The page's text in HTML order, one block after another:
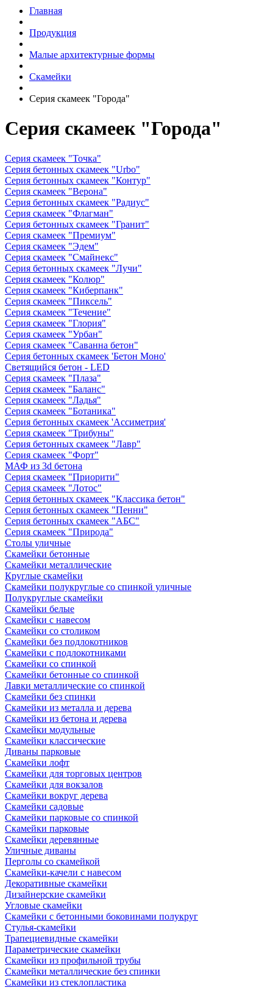
Главная
Продукция
Малые архитектурные формы
Скамейки
Серия скамеек "Города"
Серия скамеек "Города"
Серия скамеек "Точка"
Серия бетонных скамеек "Urbo"
Серия бетонных скамеек "Контур"
Серия скамеек "Верона"
Серия бетонных скамеек "Радиус"
Серия скамеек "Флагман"
Серия бетонных скамеек "Гранит"
Серия скамеек "Премиум"
Серия скамеек "Эдем"
Серия скамеек "Смайнекс"
Серия бетонных скамеек "Лучи"
Серия скамеек "Колюр"
Серия скамеек "Киберпанк"
Серия скамеек "Пиксель"
Серия скамеек "Течение"
Серия скамеек "Глория"
Серия скамеек "Урбан"
Серия скамеек "Саванна бетон"
Серия бетонных скамеек 'Бетон Моно'
Светящийся бетон - LED
Серия скамеек "Плаза"
Серия скамеек "Баланс"
Серия скамеек "Ладья"
Серия скамеек "Ботаника"
Серия бетонных скамеек 'Ассиметрия'
Серия скамеек "Трибуны"
Серия бетонных скамеек "Лавр"
Серия скамеек "Форт"
МАФ из 3d бетона
Серия скамеек "Приорити"
Серия скамеек "Лотос"
Серия бетонных скамеек "Классика бетон"
Серия бетонных скамеек "Пенни"
Серия бетонных скамеек "АБС"
Серия скамеек "Природа"
Столы уличные
Скамейки бетонные
Скамейки металлические
Круглые скамейки
Скамейки полукруглые со спинкой уличные
Полукруглые скамейки
Скамейки белые
Скамейки с навесом
Скамейки со столиком
Скамейки без подлокотников
Скамейки с подлокотниками
Скамейки со спинкой
Скамейки бетонные со спинкой
Лавки металлические со спинкой
Скамейки без спинки
Скамейки из металла и дерева
Скамейки из бетона и дерева
Скамейки модульные
Скамейки классические
Диваны парковые
Скамейки лофт
Скамейки для торговых центров
Скамейки для вокзалов
Скамейки вокруг дерева
Скамейки садовые
Скамейки парковые со спинкой
Скамейки парковые
Скамейки деревянные
Уличные диваны
Перголы со скамейкой
Скамейки-качели с навесом
Декоративные скамейки
Дизайнерские скамейки
Угловые скамейки
Скамейки с бетонными боковинами полукруг
Стулья-скамейки
Трапециевидные скамейки
Параметрические скамейки
Скамейки из профильной трубы
Скамейки металлические без спинки
Скамейки из стеклопластика